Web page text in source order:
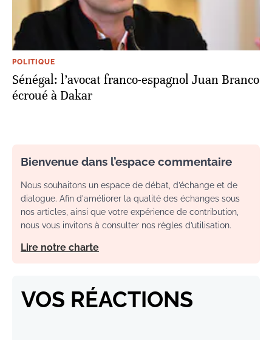
POLITIQUE
Sénégal: l’avocat franco-espagnol Juan Branco
écroué à Dakar
Bienvenue dans l’espace commentaire
Nous souhaitons un espace de débat, d’échange et de
dialogue. Afin d'améliorer la qualité des échanges sous
nos articles, ainsi que votre expérience de contribution,
nous vous invitons à consulter nos règles d’utilisation.
Lire notre charte
VOS RÉACTIONS